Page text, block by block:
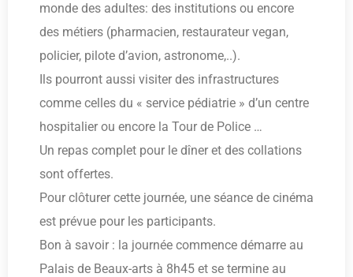
monde des adultes: des institutions ou encore
des métiers (pharmacien, restaurateur vegan,
policier, pilote d’avion, astronome,..).
Ils pourront aussi visiter des infrastructures
comme celles du « service pédiatrie » d’un centre
hospitalier ou encore la Tour de Police …
Un repas complet pour le dîner et des collations
sont offertes.
Pour clôturer cette journée, une séance de cinéma
est prévue pour les participants.
Bon à savoir : la journée commence démarre au
Palais de Beaux-arts à 8h45 et se termine au